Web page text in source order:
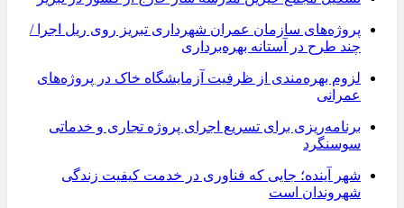
پروژه‌های سازمان عمران شهرداری تبریز روی ریل اجرا /
چند طرح در آستانه بهره‌برداری
لزوم بهره‌مندی از ظرفیت آزمایشگاه خاک در پروژه‌های
عمرانی
برنامه‌ریزی برای تسریع اجرای پروژه تجاری و خدماتی
سوسنگرد
شهر آینده؛ جایی که فناوری در خدمت کیفیت زندگی
شهروندان است